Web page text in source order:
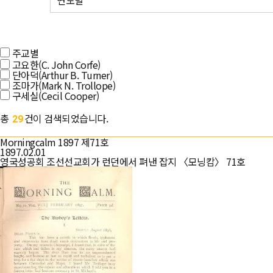
주교별
고요한(C. John Corfe)
단아덕(Arthur B. Turner)
조마가(Mark N. Trollope)
구세실(Cecil Cooper)
총 29건이 검색되었습니다.
Morningcalm 1897 제71호
1897.02.01
영국성공회 조선선교회가 런던에서 펴낸 잡지 〈모닝캄〉 71호